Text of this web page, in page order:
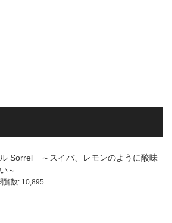
Sorrel ～スイバ、レモンのように酸味
～
覧数: 10,895